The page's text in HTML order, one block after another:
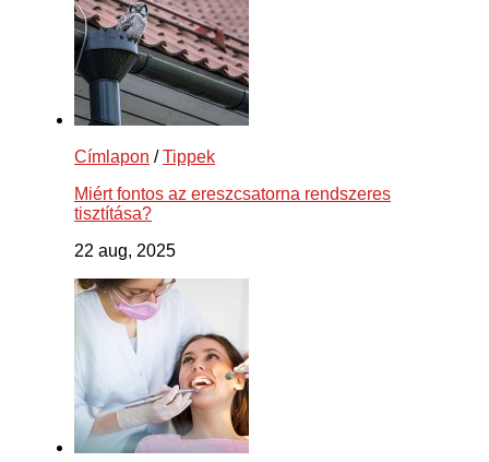
Címlapon /Tippek
Miért fontos az ereszcsatorna rendszeres
tisztítása?
22 aug, 2025